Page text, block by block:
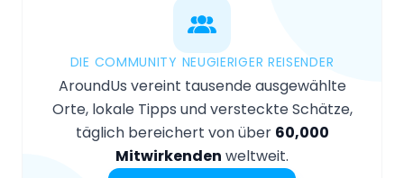
DIE COMMUNITY NEUGIERIGER REISENDER
AroundUs vereint tausende ausgewählte
Orte, lokale Tipps und versteckte Schätze,
täglich bereichert von über 60,000
Mitwirkenden weltweit.